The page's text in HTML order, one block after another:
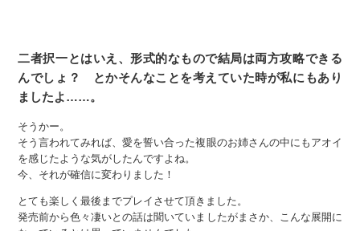
二者択一とはいえ、形式的なもので結局は両方攻略できる
んでしょ？ とかそんなことを考えていた時が私にもあり
ましたよ……。
そうかー。
そう言われてみれば、愛を誓い合った複眼のお姉さんの中にもアオイ
を感じたような気がしたんですよね。
今、それが確信に変わりました！
とても楽しく最後までプレイさせて頂きました。
発売前から色々凄いとの話は聞いていましたがまさか、こんな展開に